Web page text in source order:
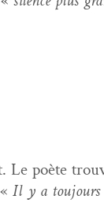
poète
«Il y a tou­jours